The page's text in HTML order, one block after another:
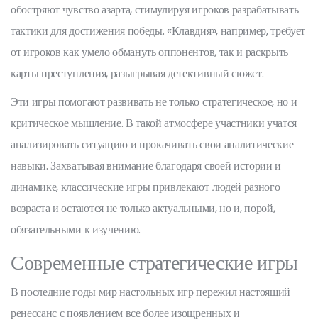
обостряют чувство азарта, стимулируя игроков разрабатывать
тактики для достижения победы. «Клавдия», например, требует
от игроков как умело обмануть оппонентов, так и раскрыть
карты преступления, разыгрывая детективный сюжет.
Эти игры помогают развивать не только стратегическое, но и
критическое мышление. В такой атмосфере участники учатся
анализировать ситуацию и прокачивать свои аналитические
навыки. Захватывая внимание благодаря своей истории и
динамике, классические игры привлекают людей разного
возраста и остаются не только актуальными, но и, порой,
обязательными к изучению.
Современные стратегические игры
В последние годы мир настольных игр пережил настоящий
ренессанс с появлением все более изощренных и